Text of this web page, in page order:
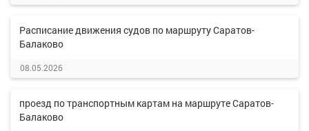
Расписание движения судов по маршруту Саратов-
Балаково
08.05.2026
проезд по транспортным картам на маршруте Саратов-
Балаково